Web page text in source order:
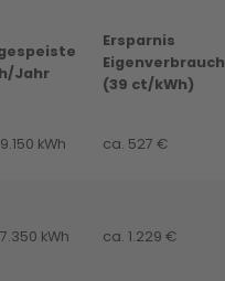
Jahr
Ersparnis
Eigenverbrauch
(39 ct/kWh)
kWh ca. 527 €
kWh ca. 1.229 €